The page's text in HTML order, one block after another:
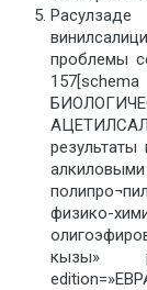
проблемы
физико-
кызы»